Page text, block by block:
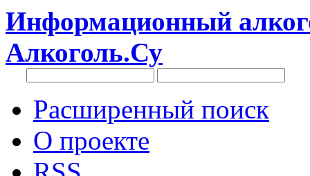
Информационный
Алкоголь.Су
Расширенный поиск
О проекте